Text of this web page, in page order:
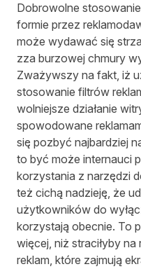
Dobrowolne
formie przez
może wydawać się
zza burzowej chmury
Zważywszy na fakt, iż
stosowanie filtrów
wolniejsze działanie
spowodowane
się pozbyć najbardziej
to być może internauci
korzystania z narzędzi
też cichą nadzieję, że
użytkowników do
korzystają obecnie. To
więcej, niż straciłyby
reklam, które zajmują